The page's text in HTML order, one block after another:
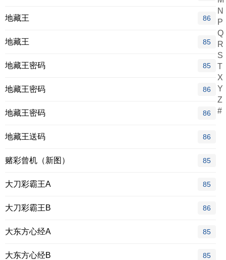
地藏王 86
地藏王 85
地藏王密码 85
地藏王密码 86
地藏王密码 86
地藏王送码 86
赌彩曾机（新图） 85
大刀彩霸王A 85
大刀彩霸王B 86
大东方心经A 85
大东方心经B 85
N
P
Q
R
S
T
X
Y
Z
#